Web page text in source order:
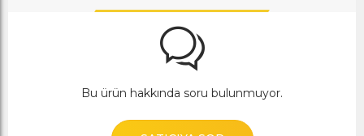
Bu ürün hakkında soru bulunmuyor.